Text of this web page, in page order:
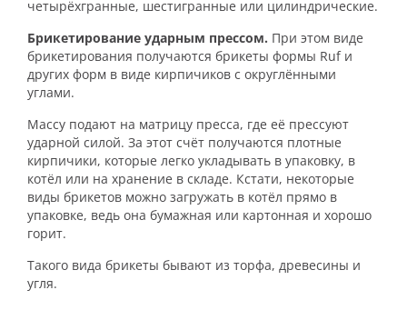
четырёхгранные, шестигранные или цилиндрические.
Брикетирование ударным прессом. При этом виде
брикетирования получаются брикеты формы Ruf и
других форм в виде кирпичиков с округлёнными
углами.
Массу подают на матрицу пресса, где её прессуют
ударной силой. За этот счёт получаются плотные
кирпичики, которые легко укладывать в упаковку, в
котёл или на хранение в складе. Кстати, некоторые
виды брикетов можно загружать в котёл прямо в
упаковке, ведь она бумажная или картонная и хорошо
горит.
Такого вида брикеты бывают из торфа, древесины и
угля.